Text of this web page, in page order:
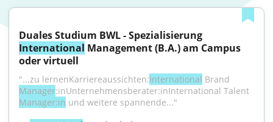
International Management (B.A.) am Campus
oder virtuell
"...zu lernenKarriereaussichten:International
Manager
Manager:in und weitere spannende..."